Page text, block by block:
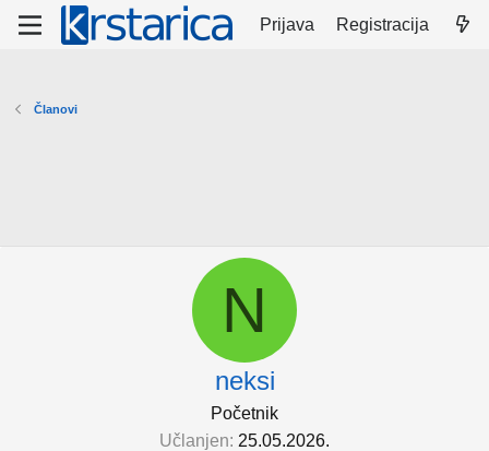
Prijava Registracija
Članovi
N
neksi
Početnik
Učlanjen 25.05.2026.